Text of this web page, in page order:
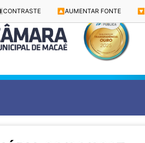
CONTRASTE 🔼 AUMENTAR FONTE 🔽